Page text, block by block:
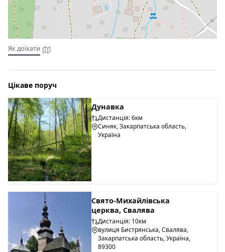
Як доїхати
Цікаве поруч
Дунавка
Дистанція: 6км
Синяк, Закарпатська область,
Україна
Свято-Михайлівська
церква, Свалява
Дистанція: 10км
вулиця Бистрянська, Свалява,
Закарпатська область, Україна,
89300